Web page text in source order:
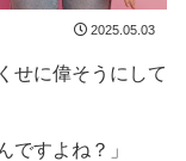
2025.05.03
せに偉そうにして
ですよね？」